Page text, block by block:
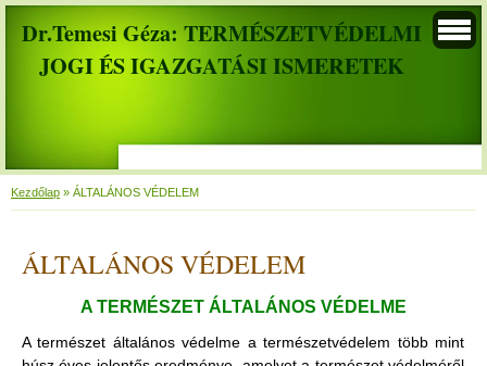
Dr.Temesi Géza: TERMÉSZETVÉDELMI
JOGI ÉS IGAZGATÁSI ISMERETEK
Kezdőlap » ÁLTALÁNOS VÉDELEM
ÁLTALÁNOS VÉDELEM
A TERMÉSZET ÁLTALÁNOS VÉDELME
A természet általános védelme a természetvédelem több mint